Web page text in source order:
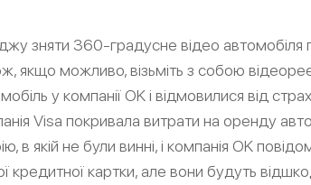
зняти 360-градусне відео автомобіля
якщо можливо, візьміть з собою
у компанії OK і відмовилися від
Visa покривала витрати на оренду
в якій не були винні, і компанія OK
кредитної картки, але вони будуть